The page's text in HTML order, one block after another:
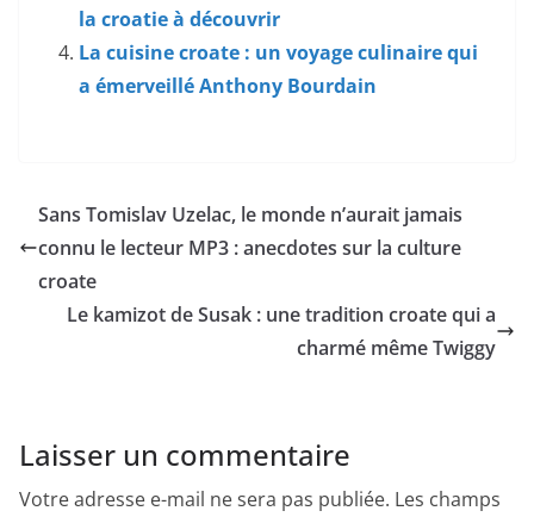
la croatie à découvrir
La cuisine croate : un voyage culinaire qui
a émerveillé Anthony Bourdain
Sans Tomislav Uzelac, le monde n’aurait jamais
connu le lecteur MP3 : anecdotes sur la culture
croate
Le kamizot de Susak : une tradition croate qui a
charmé même Twiggy
Laisser un commentaire
Votre adresse e-mail ne sera pas publiée. Les champs